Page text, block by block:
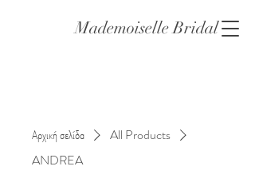
Mademoiselle Bridal
Αρχική σελίδα
All Products
ANDREA